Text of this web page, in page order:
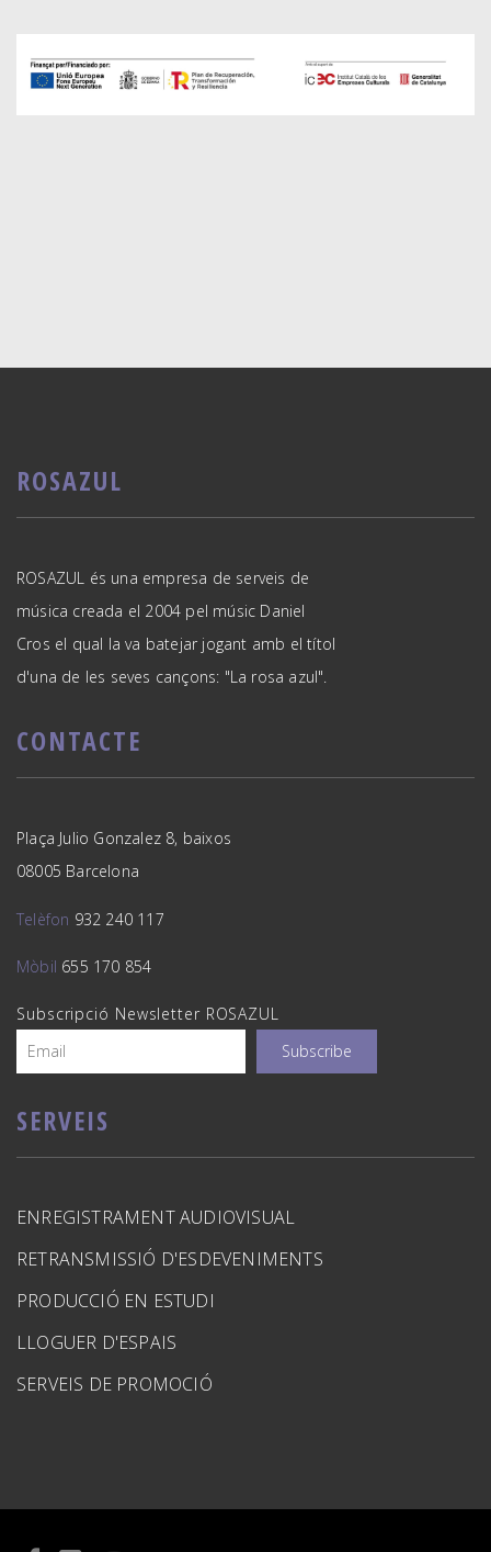
ROSAZUL
ROSAZUL és una empresa de serveis de
música creada el 2004 pel músic Daniel
Cros el qual la va batejar jogant amb el títol
d'una de les seves cançons: "La rosa azul".
CONTACTE
Plaça Julio Gonzalez 8, baixos
08005 Barcelona
Telèfon 932 240 117
Mòbil 655 170 854
Subscripció Newsletter ROSAZUL
SERVEIS
ENREGISTRAMENT AUDIOVISUAL
RETRANSMISSIÓ D'ESDEVENIMENTS
PRODUCCIÓ EN ESTUDI
LLOGUER D'ESPAIS
SERVEIS DE PROMOCIÓ